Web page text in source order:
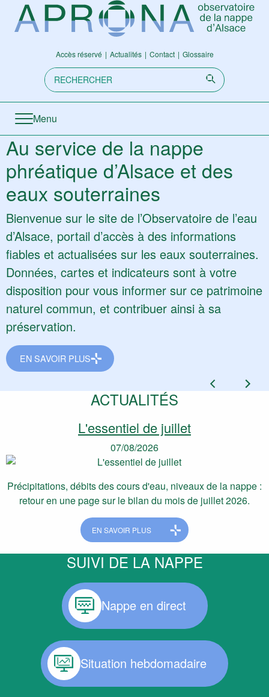
Aller directement à la navigation
Aller directement au contenu
Accès réservé Actualités Contact Glossaire
Recherche:
Envoyer
Menu
Au service de la nappe
phréatique d’Alsace et des
eaux souterraines
Bienvenue sur le site de l’Observatoire de l’eau
d’Alsace, portail d’accès à des informations
fiables et actualisées sur les eaux souterraines.
Données, cartes et indicateurs sont à votre
disposition pour vous informer sur ce patrimoine
naturel commun, et contribuer ainsi à sa
préservation.
EN SAVOIR PLUS
ACTUALITÉS
Actualité
L'essentiel de juillet
07/08/2026
Précipitations, débits des cours d'eau, niveaux de la nappe :
retour en une page sur le bilan du mois de juillet 2026.
EN SAVOIR PLUS
SUIVI DE LA NAPPE
Nappe en direct
Situation hebdomadaire